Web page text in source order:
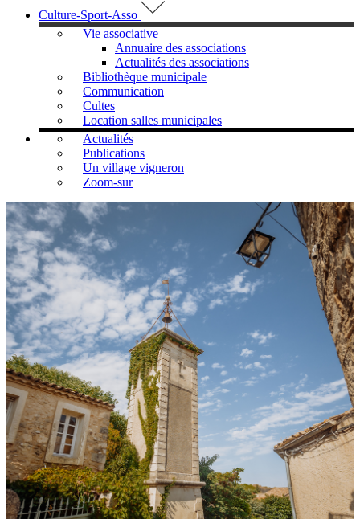
Culture-Sport-Asso
Vie associative
Annuaire des associations
Actualités des associations
Bibliothèque municipale
Communication
Cultes
Location salles municipales
Actualités
Publications
Un village vigneron
Zoom-sur